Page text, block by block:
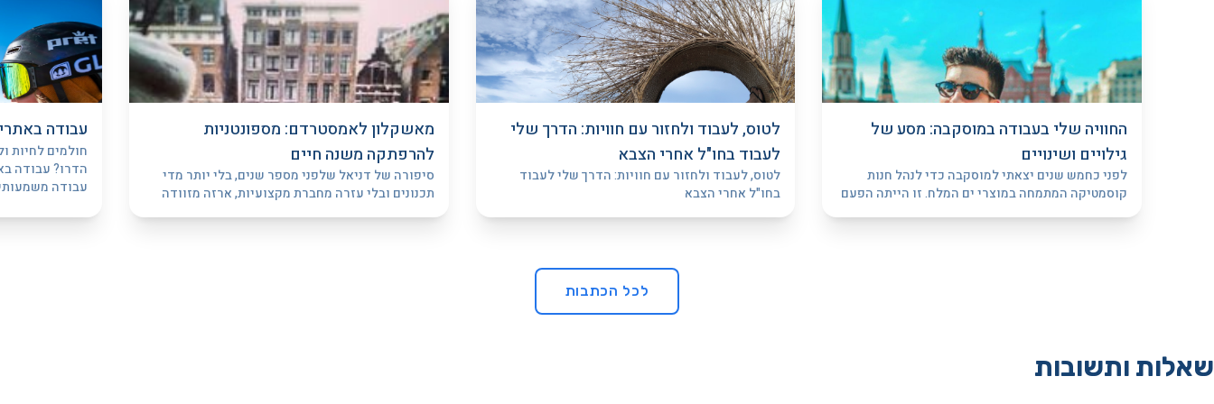
החוויה שלי בעבודה במוסקבה: מסע של
גילויים ושינויים
לפני כחמש שנים יצאתי למוסקבה כדי לנהל חנות
קוסמטיקה המתמחה במוצרי ים המלח. זו הייתה הפעם
לטוס, לעבוד ולחזור עם חוויות: הדרך שלי
לעבוד בחו"ל אחרי הצבא
לטוס, לעבוד ולחזור עם חוויות: הדרך שלי לעבוד
בחו"ל אחרי הצבא
מאשקלון לאמסטרדם: מספונטניות
להרפתקה משנה חיים
סיפורה של דניאל שלפני מספר שנים, בלי יותר מדי
תכנונים ובלי עזרה מחברת מקצועיות, ארזה מזוודה
עבודה
חולמים לחיות
הדרו? עבודה
עבודה
לכל הכתבות
שאלות ותשובות